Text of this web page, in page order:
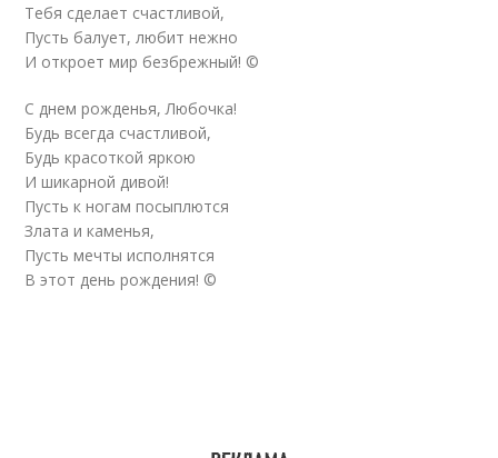
Тебя сделает счастливой,
Пусть балует, любит нежно
И откроет мир безбрежный! ©
С днем рожденья, Любочка!
Будь всегда счастливой,
Будь красоткой яркою
И шикарной дивой!
Пусть к ногам посыплются
Злата и каменья,
Пусть мечты исполнятся
В этот день рождения! ©